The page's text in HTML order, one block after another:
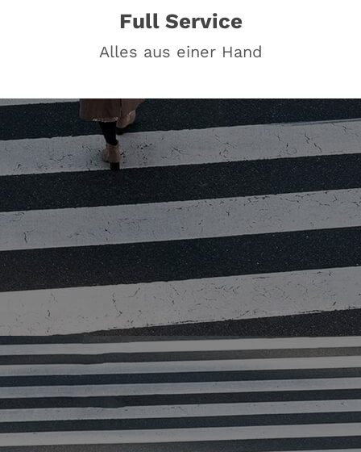
Full Service
Alles aus einer Hand